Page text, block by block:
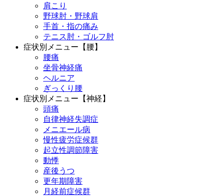
肩こり
野球肘・野球肩
手首・指の痛み
テニス肘・ゴルフ肘
症状別メニュー【腰】
腰痛
坐骨神経痛
ヘルニア
ぎっくり腰
症状別メニュー【神経】
頭痛
自律神経失調症
メニエール病
慢性疲労症候群
起立性調節障害
動悸
産後うつ
更年期障害
月経前症候群